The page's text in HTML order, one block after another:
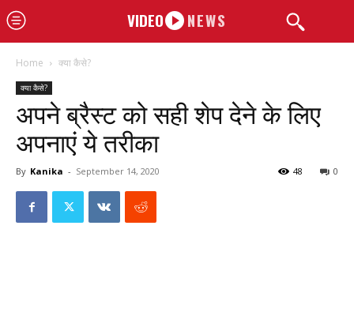
VIDEO NEWS
Home क्या कैसे?
क्या कैसे?
अपने ब्रैस्ट को सही शेप देने के लिए
अपनाएं ये तरीका
By Kanika - September 14, 2020 0
48